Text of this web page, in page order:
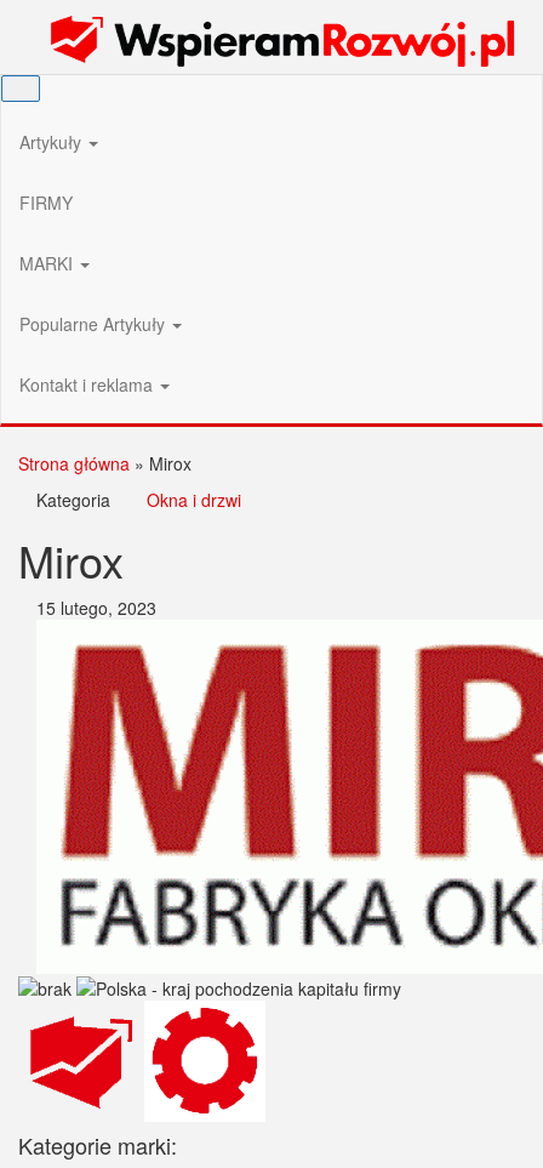
Wspieram Rozwój PL
Artykuły
FIRMY
MARKI
Popularne Artykuły
Kontakt i reklama
Strona główna » Mirox
Kategoria
Okna i drzwi
Mirox
15 lutego, 2023
Kategorie marki: